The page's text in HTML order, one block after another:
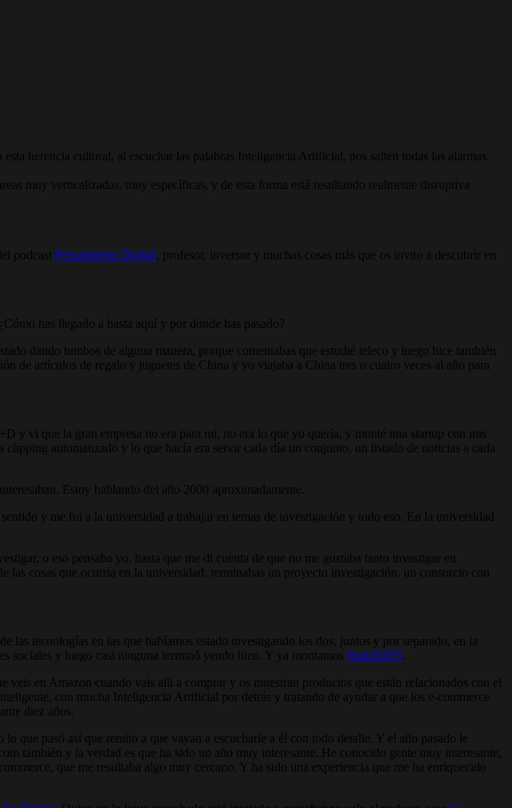
herencia cultural, al escuchar las palabras Inteligencia Artificial, nos salten todas las alarmas.
muy verticalizadas, muy específicas, y de esta forma está resultando realmente disruptiva
podcast Pensamiento Digital , profesor, inversor y muchas cosas más que os invito a descubrir en
has llegado a hasta aquí y por donde has pasado?
dando tumbos de alguna manera, porque comentabas que estudié teleco y luego hice también
de artículos de regalo y juguetes de China y yo viajaba a China tres o cuatro veces al año para
y vi que la gran empresa no era para mí, no era lo que yo quería, y monté una startup con mis
automatizado y lo que hacía era servir cada día un conjunto, un listado de noticias a cada
Estoy hablando del año 2000 aproximadamente.
y me fui a la universidad a trabajar en temas de investigación y todo eso. En la universidad
o eso pensaba yo, hasta que me di cuenta de que no me gustaba tanto investigar en
cosas que ocurría en la universidad, terminabas un proyecto investigación, un consorcio con
las tecnologías en las que habíamos estado investigando los dos, juntos y por separado, en la
sociales y luego casi ninguna terminó yendo bien. Y ya montamos BrainSINS
en Amazon cuando vais allí a comprar y os muestran productos que están relacionados con el
con mucha Inteligencia Artificial por detrás y tratando de ayudar a que los e-commerce
diez años.
lo que pasó así que remito a que vayan a escucharle a él con todo detalle. Y el año pasado le
también y la verdad es que ha sido un año muy interesante. He conocido gente muy interesante,
que me resultaba algo muy cercano. Y ha sido una experiencia que me ha enriquecido